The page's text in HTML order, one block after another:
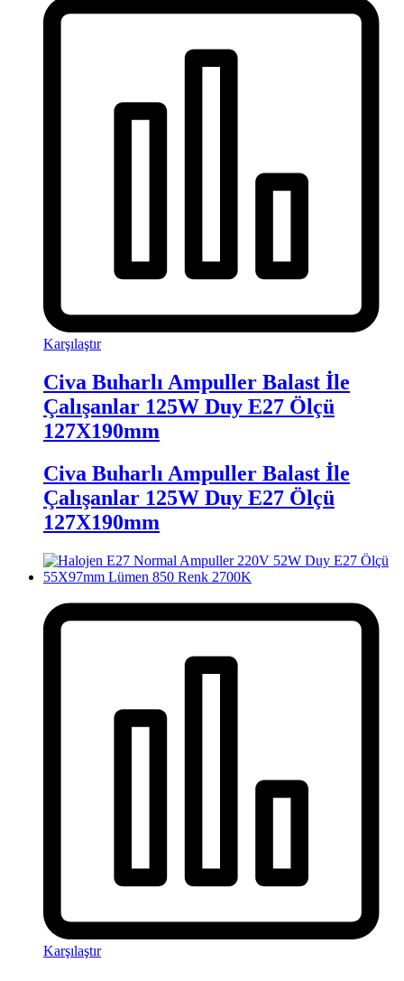
Karşılaştır
Civa Buharlı Ampuller Balast İle
Çalışanlar 125W Duy E27 Ölçü
127X190mm
Civa Buharlı Ampuller Balast İle
Çalışanlar 125W Duy E27 Ölçü
127X190mm
Karşılaştır